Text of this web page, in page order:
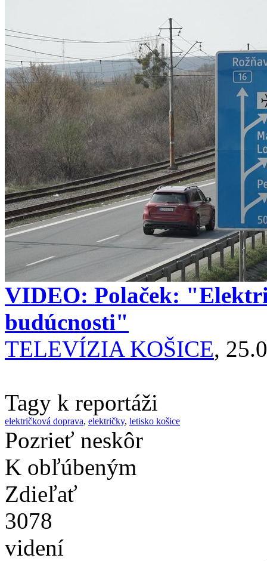
VIDEO: Polaček:
budúcnosti"
TELEVÍZIA KOŠICE,
Tagy k reportáži
električková doprava, električky, letisko košice
Pozrieť neskôr
K obľúbeným
Zdieľať
3078
videní